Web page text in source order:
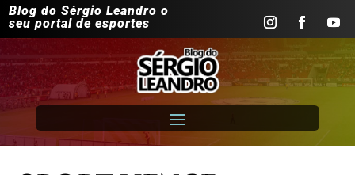
Blog do Sérgio Leandro o
seu portal de esportes